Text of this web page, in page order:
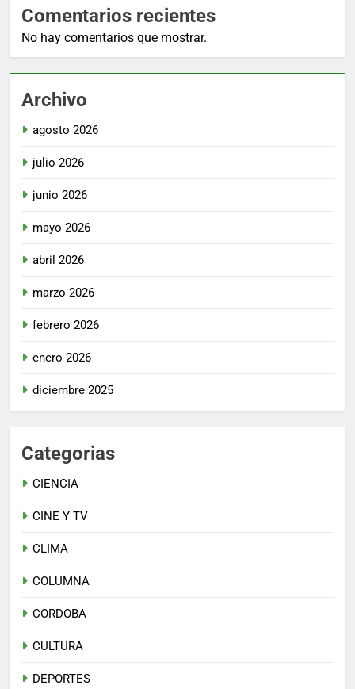
Comentarios recientes
No hay comentarios que mostrar.
Archivo
agosto 2026
julio 2026
junio 2026
mayo 2026
abril 2026
marzo 2026
febrero 2026
enero 2026
diciembre 2025
Categorias
CIENCIA
CINE Y TV
CLIMA
COLUMNA
CORDOBA
CULTURA
DEPORTES